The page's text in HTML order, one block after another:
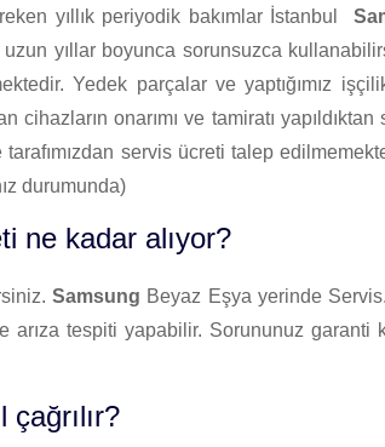
yıllık periyodik bakımlar İstanbul
uzun yıllar boyunca sorunsuzca
Yedek parçalar ve yaptığımız
cihazların onarımı ve tamiratı
tarafımızdan servis ücreti talep
durumunda)
ne kadar alıyor?
Samsung Beyaz Eşya yerinde
arıza tespiti yapabilir. Sorununuz garanti